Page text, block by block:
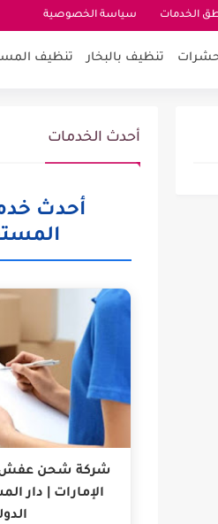
الخدمات سياسة الخصوصية
تنظيف بالبخار تنظيف
أحدث الخدمات
أحدث
شركة شحن عفش
الإمارات | دار